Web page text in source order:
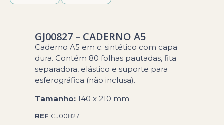
GJ00827 – CADERNO A5
Caderno A5 em c. sintético com capa
dura. Contém 80 folhas pautadas, fita
separadora, elástico e suporte para
esferográfica (não inclusa).
Tamanho:140 x 210 mm
REF GJ00827